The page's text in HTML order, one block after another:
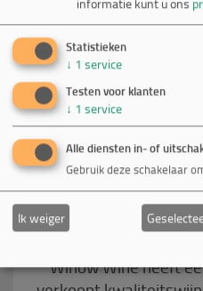
Winow Wine heeft
Statistieken
↓ 1 service
Testen voor klanten
↓ 1 service
Alle diensten in- of
Gebruik deze schakelaar
Ik weiger